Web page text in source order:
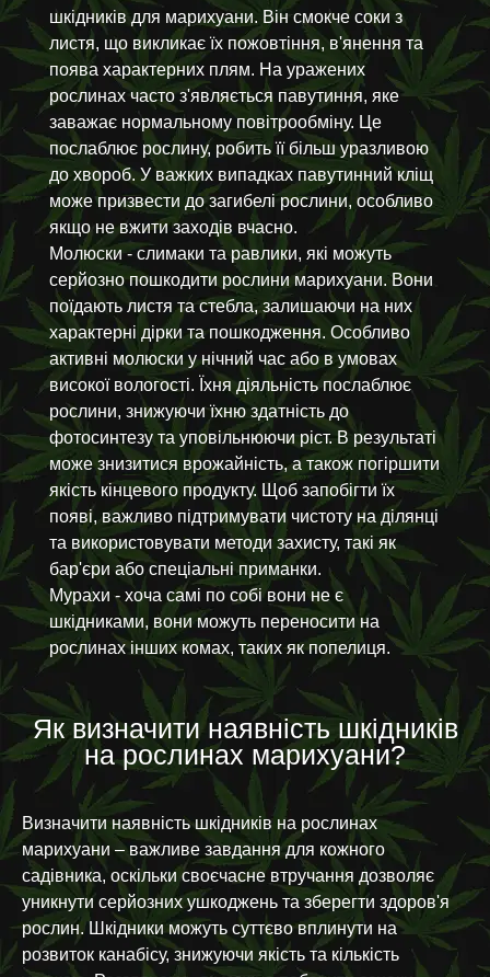
шкідників для марихуани. Він смокче соки з
листя, що викликає їх пожовтіння, в'янення та
поява характерних плям. На уражених
рослинах часто з'являється павутиння, яке
заважає нормальному повітрообміну. Це
послаблює рослину, робить її більш уразливою
до хвороб. У важких випадках павутинний кліщ
може призвести до загибелі рослини, особливо
якщо не вжити заходів вчасно.
Молюски - слимаки та равлики, які можуть
серйозно пошкодити рослини марихуани. Вони
поїдають листя та стебла, залишаючи на них
характерні дірки та пошкодження. Особливо
активні молюски у нічний час або в умовах
високої вологості. Їхня діяльність послаблює
рослини, знижуючи їхню здатність до
фотосинтезу та уповільнюючи ріст. В результаті
може знизитися врожайність, а також погіршити
якість кінцевого продукту. Щоб запобігти їх
появі, важливо підтримувати чистоту на ділянці
та використовувати методи захисту, такі як
бар'єри або спеціальні приманки.
Мурахи - хоча самі по собі вони не є
шкідниками, вони можуть переносити на
рослинах інших комах, таких як попелиця.
Як визначити наявність шкідників
на рослинах марихуани?
Визначити наявність шкідників на рослинах
марихуани – важливе завдання для кожного
садівника, оскільки своєчасне втручання дозволяє
уникнути серйозних ушкоджень та зберегти здоров'я
рослин. Шкідники можуть суттєво вплинути на
розвиток канабісу, знижуючи якість та кількість